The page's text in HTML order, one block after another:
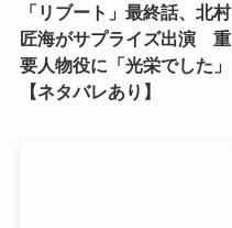
「リブート」最終話、北村
匠海がサプライズ出演 重
要人物役に「光栄でした」
【ネタバレあり】